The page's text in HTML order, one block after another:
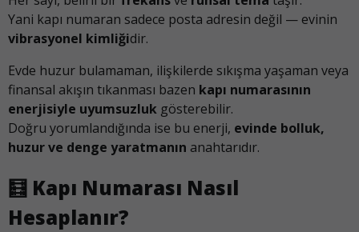
Yani kapı numaran sadece posta adresin değil — evinin
vibrasyonel kimliğidir.
Evde huzur bulamaman, ilişkilerde sıkışma yaşaman veya
finansal akışın tıkanması bazen kapı numarasının
enerjisiyle uyumsuzluk gösterebilir.
Doğru yorumlandığında ise bu enerji, evinde bolluk,
huzur ve denge yaratmanın anahtarıdır.
🧮 Kapı Numarası Nasıl
Hesaplanır?